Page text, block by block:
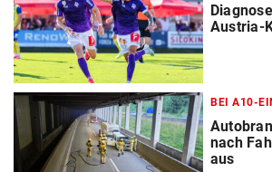
Austria-
BEI A10-
nach
aus